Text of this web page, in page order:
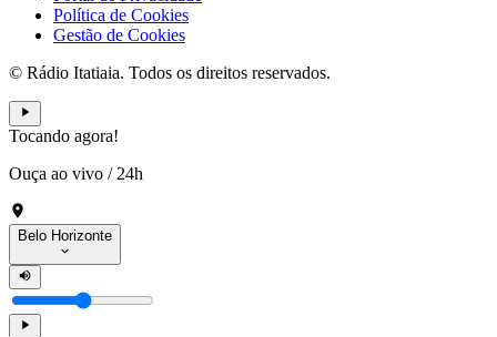
Política de Cookies
Gestão de Cookies
© Rádio Itatiaia. Todos os direitos reservados.
Tocando agora!
Ouça ao vivo / 24h
Belo Horizonte